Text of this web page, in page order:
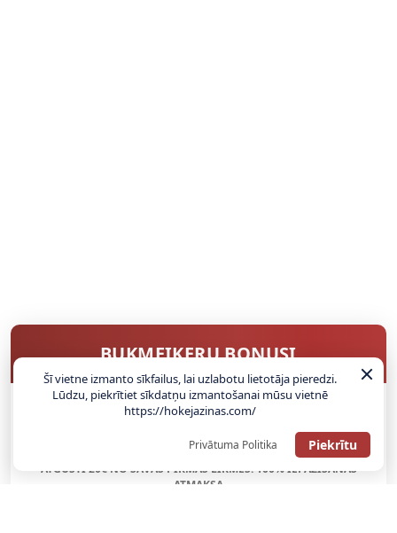
BUKMEIKERU BONUSI
ATGŪSTI 20€ NO SAVAS PIRMĀS LIKMES! 100% IEPAZĪŠANĀS
ATMAKSA
Šī vietne izmanto sīkfailus, lai uzlabotu lietotāja pieredzi.
Lūdzu, piekrītiet sīkdatņu izmantošanai mūsu vietnē
https://hokejazinas.com/
Privātuma Politika Piekrītu